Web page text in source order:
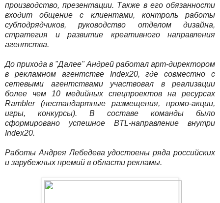
производство, презентации. Также в его обязанности
входит общение с клиентами, контроль работы
субподрядчиков, руководство отделом дизайна,
стратегия и развитие креативного направления
агентства.
До прихода в "Далее" Андрей работал арт-директором
в рекламном агентстве Index20, где совместно с
сетевыми агентствами участвовал в реализации
более чем 10 медийных спецпроектов на ресурсах
Rambler (нестандартные размещения, промо-акции,
игры, конкурсы). В составе команды было
сформировано успешное BTL-направление внутри
Index20.
Работы Андрея Лебедева удостоены ряда российских
и зарубежных премий в области рекламы.